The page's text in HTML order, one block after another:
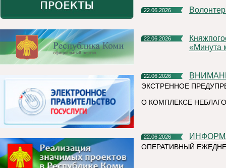
22.06.2026
22.06.2026
Княжпогостский округ присоединился к Всероссийской акции
«Минута
22.06.2026
ЭКСТРЕННОЕ
О КОМПЛЕКСЕ
22.06.2026
ОПЕРАТИВНЫЙ